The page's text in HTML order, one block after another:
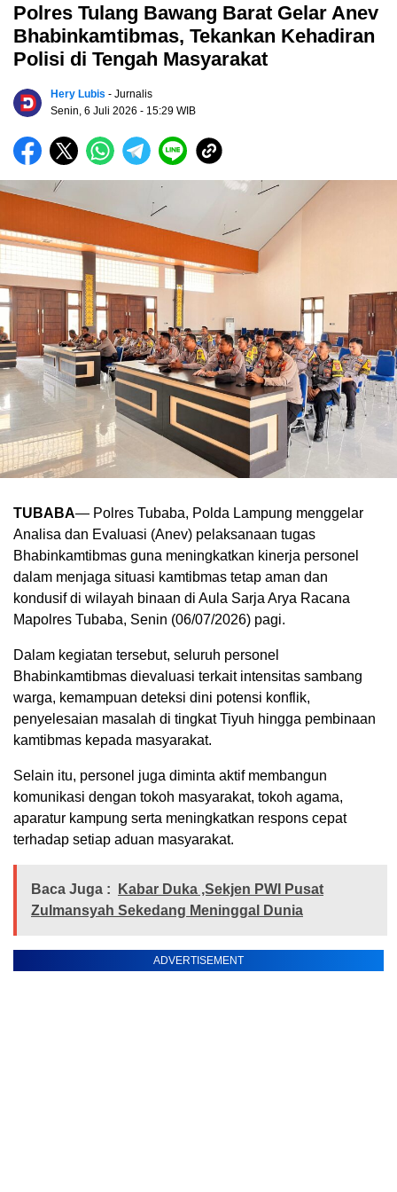
Polres Tulang Bawang Barat Gelar Anev
Bhabinkamtibmas, Tekankan Kehadiran
Polisi di Tengah Masyarakat
Hery Lubis - Jurnalis
Senin, 6 Juli 2026 - 15:29 WIB
TUBABA— Polres Tubaba, Polda Lampung menggelar
Analisa dan Evaluasi (Anev) pelaksanaan tugas
Bhabinkamtibmas guna meningkatkan kinerja personel
dalam menjaga situasi kamtibmas tetap aman dan
kondusif di wilayah binaan di Aula Sarja Arya Racana
Mapolres Tubaba, Senin (06/07/2026) pagi.
Dalam kegiatan tersebut, seluruh personel
Bhabinkamtibmas dievaluasi terkait intensitas sambang
warga, kemampuan deteksi dini potensi konflik,
penyelesaian masalah di tingkat Tiyuh hingga pembinaan
kamtibmas kepada masyarakat.
Selain itu, personel juga diminta aktif membangun
komunikasi dengan tokoh masyarakat, tokoh agama,
aparatur kampung serta meningkatkan respons cepat
terhadap setiap aduan masyarakat.
Baca Juga :
Kabar Duka ,Sekjen PWI Pusat
Zulmansyah Sekedang Meninggal Dunia
ADVERTISEMENT